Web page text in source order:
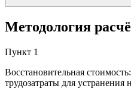
Методология
Пункт 1
Восстановительная
трудозатраты для устранения